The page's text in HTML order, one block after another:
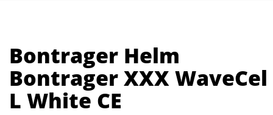
Bontrager Helm
Bontrager XXX WaveCel
L White CE